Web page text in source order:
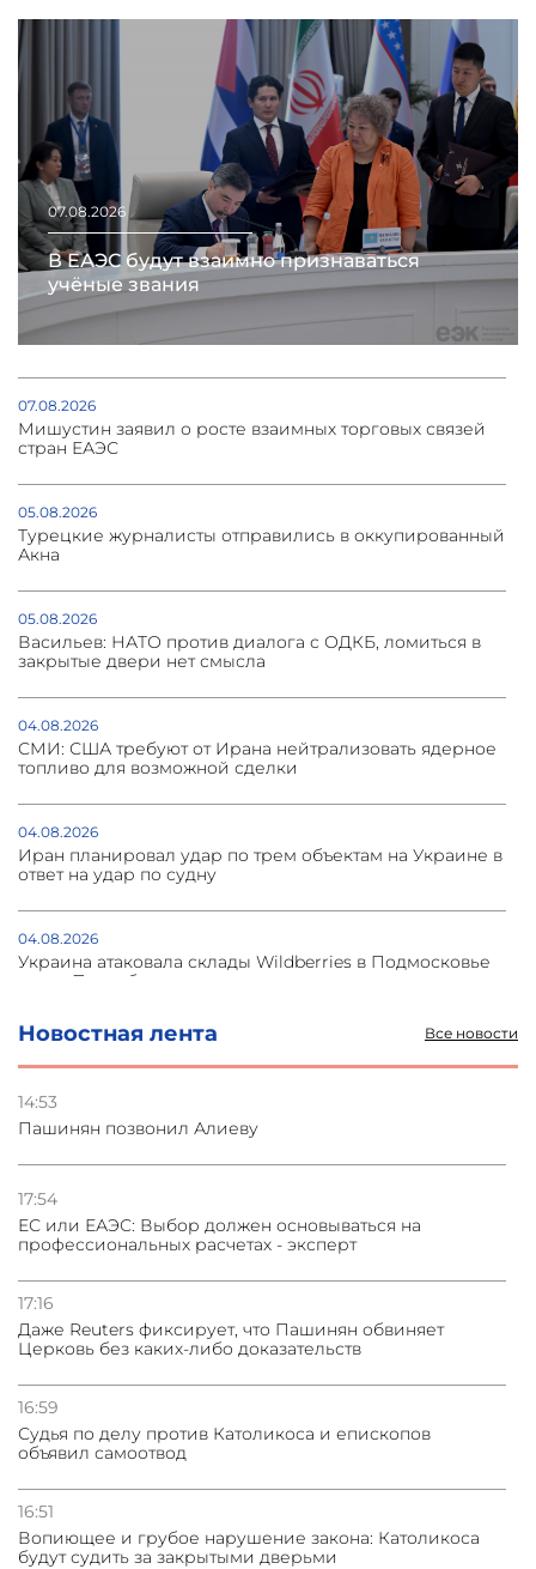
Новостная лента Все новости
14:53
Пашинян позвонил Алиеву
17:54
ЕС или ЕАЭС: Выбор должен основываться на
профессиональных расчетах - эксперт
17:16
Даже Reuters фиксирует, что Пашинян обвиняет
Церковь без каких-либо доказательств
16:59
Судья по делу против Католикоса и епископов
объявил самоотвод
16:51
Вопиющее и грубое нарушение закона: Католикоса
будут судить за закрытыми дверьми
07.08.2026
В ЕАЭС будут взаимно признаваться
учёные звания
07.08.2026
Мишустин заявил о росте взаимных торговых связей
стран ЕАЭС
05.08.2026
Турецкие журналисты отправились в оккупированный
Акна
05.08.2026
Васильев: НАТО против диалога с ОДКБ, ломиться в
закрытые двери нет смысла
04.08.2026
СМИ: США требуют от Ирана нейтрализовать ядерное
топливо для возможной сделки
04.08.2026
Иран планировал удар по трем объектам на Украине в
ответ на удар по судну
04.08.2026
Украина атаковала склады Wildberries в Подмосковье
и под Петербургом
03.08.2026
Стратегия безопасности ОДКБ допускает применение
Азербайджане
31.07.2026
Сотрудничество и очереди – детали визита главы
погрануправления СНБ Армении в Тбилиси